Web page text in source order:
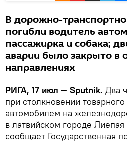
В дорожно-
погибли водитель
пассажирка и собака;
аварии было закрыто в
направлениях
РИГА, 17 июл — Sputnik. Два
при столкновении
автомобилем на
в латвийском городе Лиепая
сообщает Государственная